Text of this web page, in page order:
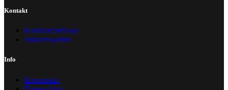
Kontakt
Kontaktformular
Wissenswertes
Info
Impressum